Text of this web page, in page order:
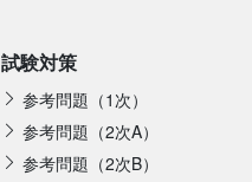
試験対策
参考問題（1次）
参考問題（2次A）
参考問題（2次B）